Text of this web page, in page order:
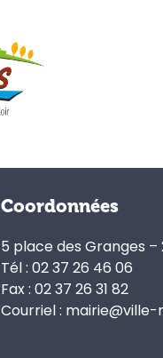
Coordonnées
5 place des Granges –
Tél : 02 37 26 46 06
Fax : 02 37 26 31 82
Courriel :